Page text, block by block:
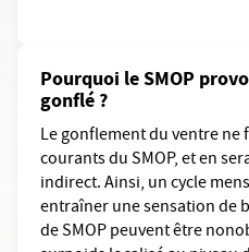
Pourquoi le SMOP
gonflé ?
Le gonflement du ventre ne
courants du SMOP, et en
indirect. Ainsi, un cycle
entraîner une sensation de
de SMOP peuvent être